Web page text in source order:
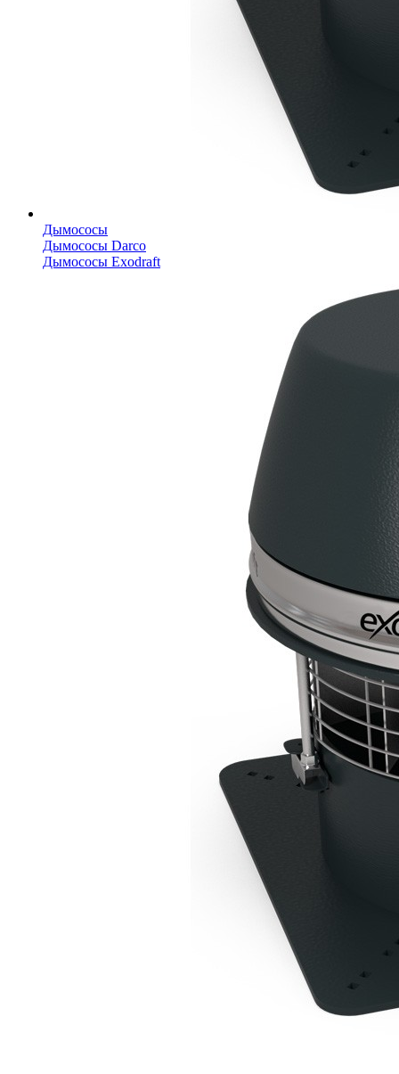
Дымососы
Дымососы Darco
Дымососы Exodraft